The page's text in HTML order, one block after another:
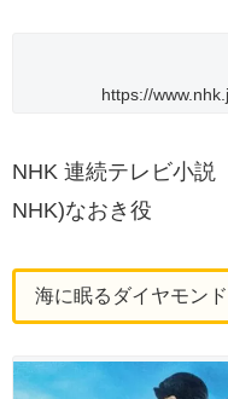
https://
NHK 連続テレビ小説
NHK)なおき役
海に眠るダイヤモンド